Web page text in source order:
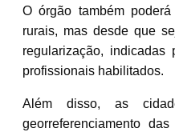
O órgão também
rurais, mas desde que
regularização,
profissionais habilitados.
Além disso, as
georreferenciamento